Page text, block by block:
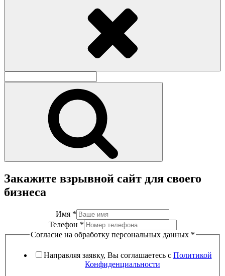
Закажите взрывной сайт для своего
бизнеса
Имя *
Телефон *
Согласие на обработку персональных данных *
Направляя заявку, Вы соглашаетесь с Политикой
Конфиденциальности